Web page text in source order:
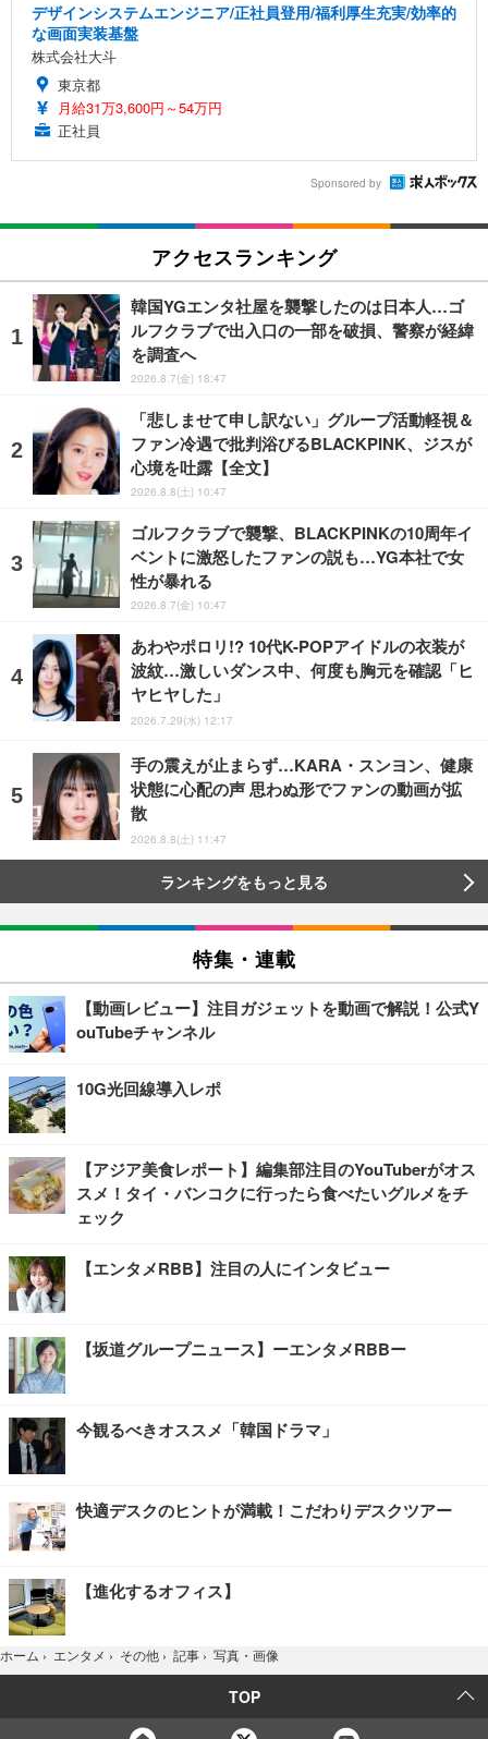
デザインシステムエンジニア/正社員登用/福利厚生充実/効率的
な画面実装基盤
株式会社大斗
東京都
月給31万3,600円～54万円
正社員
Sponsored by
アクセスランキング
韓国YGエンタ社屋を襲撃したのは日本人…ゴ
ルフクラブで出入口の一部を破損、警察が経緯
を調査へ
2026.8.7(金) 18:47
「悲しませて申し訳ない」グループ活動軽視＆
ファン冷遇で批判浴びるBLACKPINK、ジスが
心境を吐露【全文】
2026.8.8(土) 10:47
ゴルフクラブで襲撃、BLACKPINKの10周年イ
ベントに激怒したファンの説も…YG本社で女
性が暴れる
2026.8.7(金) 10:47
あわやポロリ!? 10代K-POPアイドルの衣装が
波紋…激しいダンス中、何度も胸元を確認「ヒ
ヤヒヤした」
2026.7.29(水) 12:17
手の震えが止まらず…KARA・スンヨン、健康
状態に心配の声 思わぬ形でファンの動画が拡
散
2026.8.8(土) 11:47
ランキングをもっと見る
特集・連載
【動画レビュー】注目ガジェットを動画で解説！公式Y
ouTubeチャンネル
10G光回線導入レポ
【アジア美食レポート】編集部注目のYouTuberがオス
スメ！タイ・バンコクに行ったら食べたいグルメをチ
ェック
【エンタメRBB】注目の人にインタビュー
【坂道グループニュース】ーエンタメRBBー
今観るべきオススメ「韓国ドラマ」
快適デスクのヒントが満載！こだわりデスクツアー
【進化するオフィス】
ホーム › エンタメ › その他 › 記事 › 写真・画像
TOP